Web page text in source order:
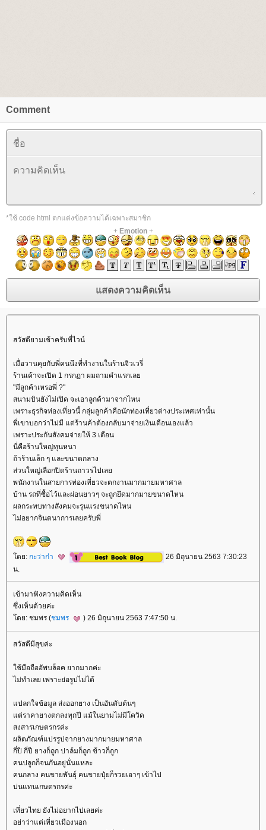
Comment
*ใช้ code html ตกแต่งข้อความได้เฉพาะสมาชิก
+ Emotion+
สวัสดียามเช้าครับพี่ไวน์
เมื่อวานคุยกับพี่คนนึงที่ทำงานในร้านจิวเวรี่
ร้านเค้าจะเปิด 1 กรกฏา ผมถามคำแรกเล
"มีลูกค้าเหรอพี่ ?"
สนามบินยังไม่เปิด จะเอาลูกค้ามาจากไหน
เพราะธุรกิจท่องเที่ยวนี้ กลุ่มลูกค้าคือนักท่องเที่ยวต่างประเทศเท่านั้น
พี่เขาบอกว่าไม่มี แต่ร้านค้าต้องกลับมาจ่ายเงินเดือนเองแล้ว
เพราะประกันสังคมจ่ายให้ 3 เดือน
นี่คือร้านใหญ่ทุนหนา
ถ้าร้านเล็ก ๆ และขนาดกลาง
ส่วนใหญ่เลือกปิดร้านถาวรไปเล
พนักงานในสายการท่องเที่ยวจะตกงานมากมายมหาศาล
บ้าน รถที่ซื้อไว้และผ่อนยาวๆ จะถูกยึดมากมายขนาดไหน
ผลกระทบทางสังคมจะรุนแรงขนาดไหน
ไม่อยากจินตนาการเลยครับพี่
ดย: กะว่าก๋า
26 มิถุนายน 2563 7:30:23
น.
เข้ามาฟังความคิดเห็น
ซึ่งเห็นด้วยค่ะ
ดย: ชมพร (ชมพร ) 26 มิถุนายน 2563 7:47:50 น.
สวัสดีมีสุขค่ะ
ช้มือถืออัพบล็อค ยากมากค่ะ
ไม่ทำเลย เพราะย่อรูปไม่ได้
ปลกใจข้อมูล ส่งออกยาง เป็นอันดับต้นๆ
ต่ราคายางตกลงทุกปี แม้ในยามไม่มีโควิด
สงสารเกษตรกรค่ะ
ผลิตภัณฑ์แปรรูปจากยางมากมายมหาศาล
กี่ปี กี่ปี ยางก็ถูก ปาล์มก็ถูก ข้าวก็ถูก
คนปลูกก็จนกันอยู่นั่นแหละ
คนกลาง คนขายพันธุ์ คนขายปุ๋ยก็รวยเอาๆ เข้าไป
บ่นแทนเกษตรกรค่ะ
เที่ยวไทย ยังไม่อยากไปเลยค่ะ
อย่าว่าแต่เที่ยวเมืองนอก